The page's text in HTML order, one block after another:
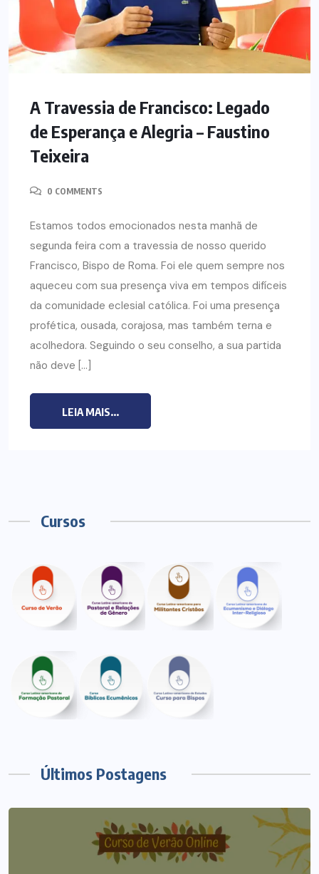
A Travessia de Francisco: Legado
de Esperança e Alegria – Faustino
Teixeira
0 COMMENTS
Estamos todos emocionados nesta manhã de
segunda feira com a travessia de nosso querido
Francisco, Bispo de Roma. Foi ele quem sempre nos
aqueceu com sua presença viva em tempos difíceis
da comunidade eclesial católica. Foi uma presença
profética, ousada, corajosa, mas também terna e
acolhedora. Seguindo o seu conselho, a sua partida
não deve […]
LEIA MAIS...
Cursos
Últimos Postagens